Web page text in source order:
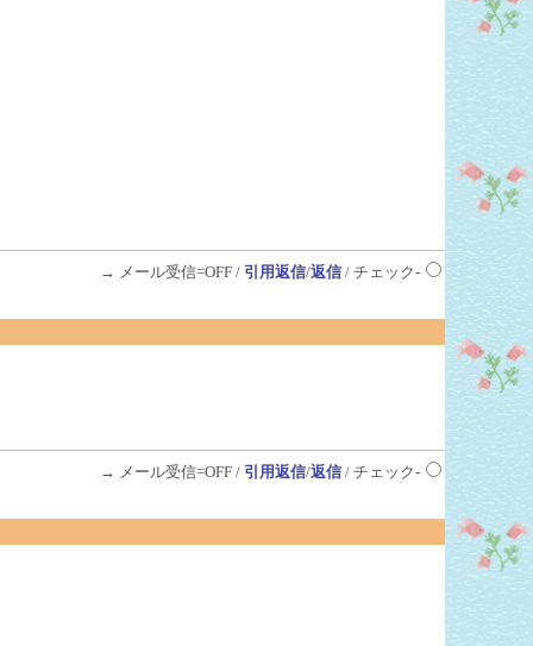
→ メール受信=OFF / 引用返信/返信/ チェック-
→ メール受信=OFF / 引用返信/返信/ チェック-